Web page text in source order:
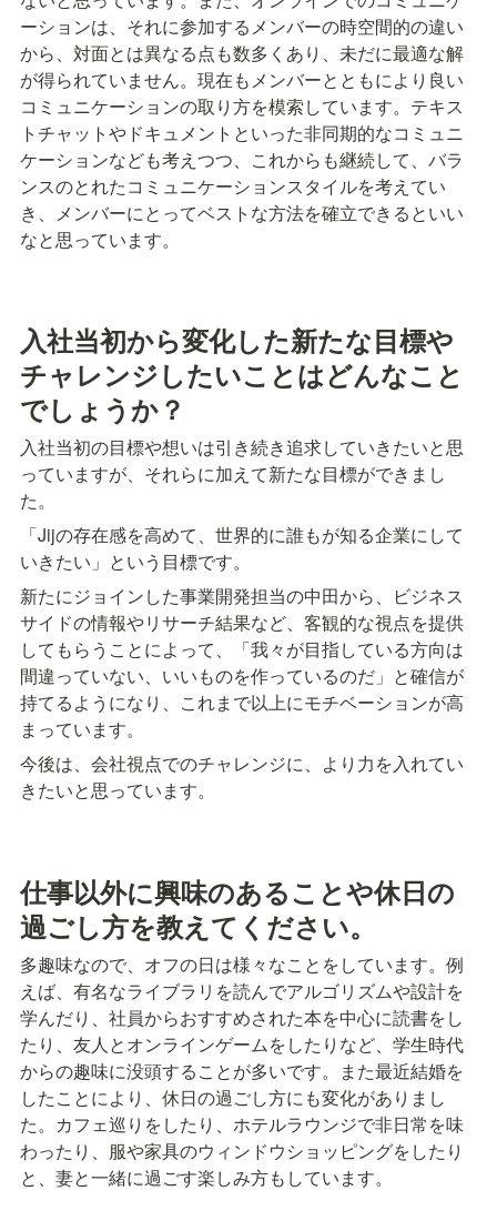
ーションは、それに参加するメンバーの時空間的の違い
から、対面とは異なる点も数多くあり、未だに最適な解
が得られていません。現在もメンバーとともにより良い
コミュニケーションの取り方を模索しています。テキス
トチャットやドキュメントといった非同期的なコミュニ
ケーションなども考えつつ、これからも継続して、バラ
ンスのとれたコミュニケーションスタイルを考えてい
き、メンバーにとってベストな方法を確立できるといい
なと思っています。
入社当初から変化した新たな目標や
チャレンジしたいことはどんなこと
でしょうか？
入社当初の目標や想いは引き続き追求していきたいと思
っていますが、それらに加えて新たな目標ができまし
た。
「Jijの存在感を高めて、世界的に誰もが知る企業にして
いきたい」という目標です。
新たにジョインした事業開発担当の中田から、ビジネス
サイドの情報やリサーチ結果など、客観的な視点を提供
してもらうことによって、「我々が目指している方向は
間違っていない、いいものを作っているのだ」と確信が
持てるようになり、これまで以上にモチベーションが高
まっています。
今後は、会社視点でのチャレンジに、より力を入れてい
きたいと思っています。
仕事以外に興味のあることや休日の
過ごし方を教えてください。
多趣味なので、オフの日は様々なことをしています。例
えば、有名なライブラリを読んでアルゴリズムや設計を
学んだり、社員からおすすめされた本を中心に読書をし
たり、友人とオンラインゲームをしたりなど、学生時代
からの趣味に没頭することが多いです。また最近結婚を
したことにより、休日の過ごし方にも変化がありまし
た。カフェ巡りをしたり、ホテルラウンジで非日常を味
わったり、服や家具のウィンドウショッピングをしたり
と、妻と一緒に過ごす楽しみ方もしています。